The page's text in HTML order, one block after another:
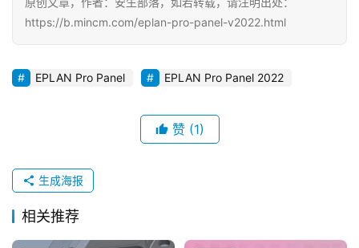
T
a
https://b.mincm.com/eplan-pro-panel-v2022.html
EPLAN Pro Panel EPLAN Pro Panel 2022
赞 (1)
生成海报
相关推荐